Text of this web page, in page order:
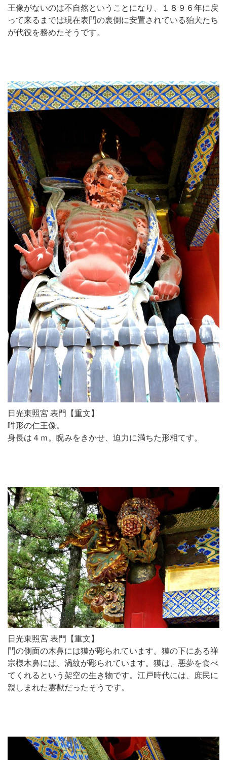
王像がないのは不自然ということになり、１８９６年に戻
って来るまでは現在表門の裏側に安置されている狛犬たち
が代役を務めたそうです。
日光東照宮 表門【重文】
吽形の仁王像。
身長は４ｍ。睨みをきかせ、迫力に満ちた形相てす。
日光東照宮 表門【重文】
門の側面の木鼻には獏が彫られています。獏の下にある禅
宗様木鼻には、渦紋が彫られています。獏は、悪夢を食べ
てくれるという架空の生き物です。江戸時代には、庶民に
親しまれた霊獣だったそうです。